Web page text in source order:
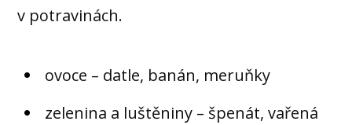
v potravinách.
ovoce – datle, banán, meruňky
zelenina a luštěniny – špenát, vařená